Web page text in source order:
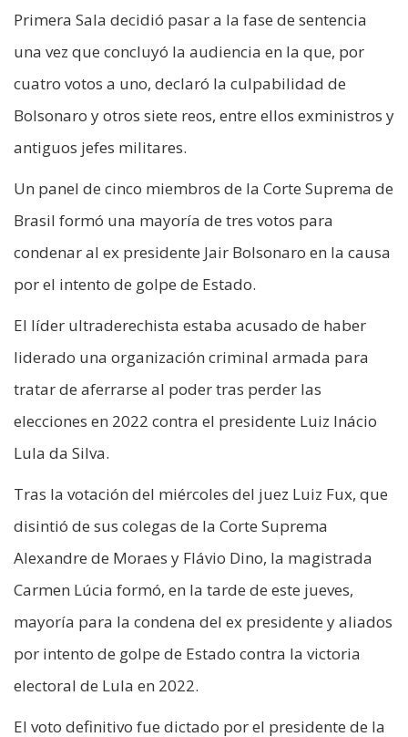
Primera Sala decidió pasar a la fase de sentencia
una vez que concluyó la audiencia en la que, por
cuatro votos a uno, declaró la culpabilidad de
Bolsonaro y otros siete reos, entre ellos exministros y
antiguos jefes militares.
Un panel de cinco miembros de la Corte Suprema de
Brasil formó una mayoría de tres votos para
condenar al ex presidente Jair Bolsonaro en la causa
por el intento de golpe de Estado.
El líder ultraderechista estaba acusado de haber
liderado una organización criminal armada para
tratar de aferrarse al poder tras perder las
elecciones en 2022 contra el presidente Luiz Inácio
Lula da Silva.
Tras la votación del miércoles del juez Luiz Fux, que
disintió de sus colegas de la Corte Suprema
Alexandre de Moraes y Flávio Dino, la magistrada
Carmen Lúcia formó, en la tarde de este jueves,
mayoría para la condena del ex presidente y aliados
por intento de golpe de Estado contra la victoria
electoral de Lula en 2022.
El voto definitivo fue dictado por el presidente de la